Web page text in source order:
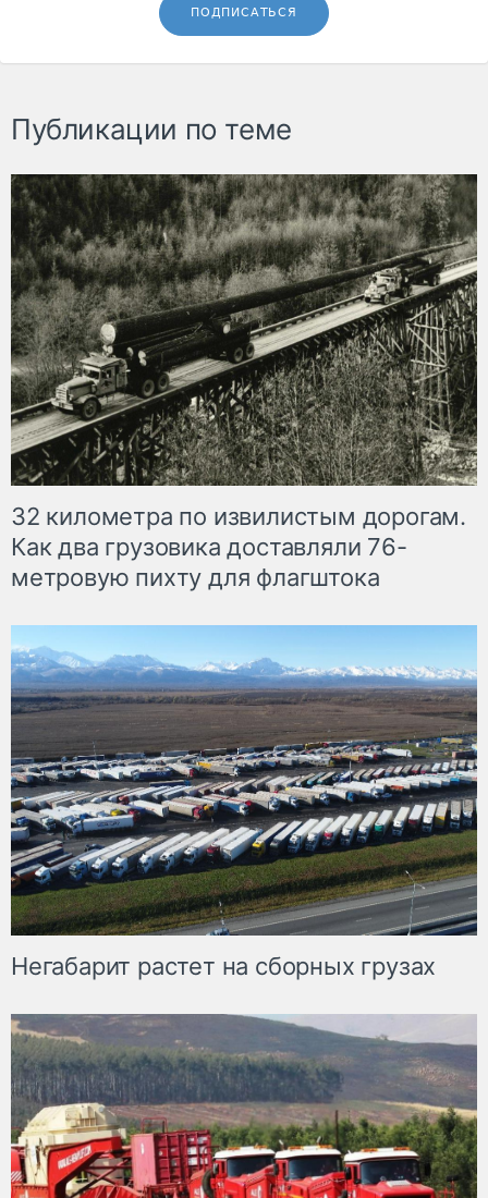
ПОДПИСАТЬСЯ
Публикации по теме
32 километра по извилистым дорогам.
Как два грузовика доставляли 76-
метровую пихту для флагштока
Негабарит растет на сборных грузах